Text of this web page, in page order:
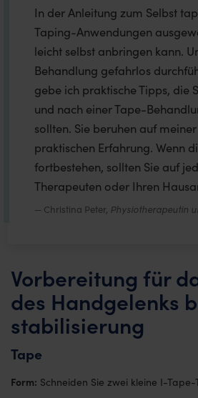
In der Anleitung zum Selbst
Taping-Anwendungen
leicht selbst anbringen kann.
Behandlung gefahrlos
gebe ich praktische Tipps, die
und nach einer Tape-
sollten. Sie beruhen auf
praktischen Erfahrung. Wenn
fortbestehen, sollten Sie auf
Therapeuten oder Ihren
Christina Peter, Physiotherapeutin
Vorbereitung für
des Handgelenks
stabilisierung
Tape
Form: Schneiden Sie zwei kleine I-